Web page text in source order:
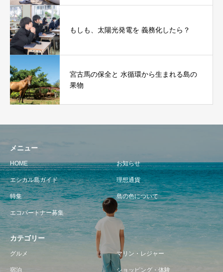
もしも、太陽光発電を 義務化したら？
宮古馬の保全と 水循環から生まれる島の
果物
メニュー
HOME お知らせ
エシカル島ガイド 理想通貨
特集 島の色について
エコパートナー募集
カテゴリー
グルメ マリン・レジャー
宿泊 ショッピング・体験